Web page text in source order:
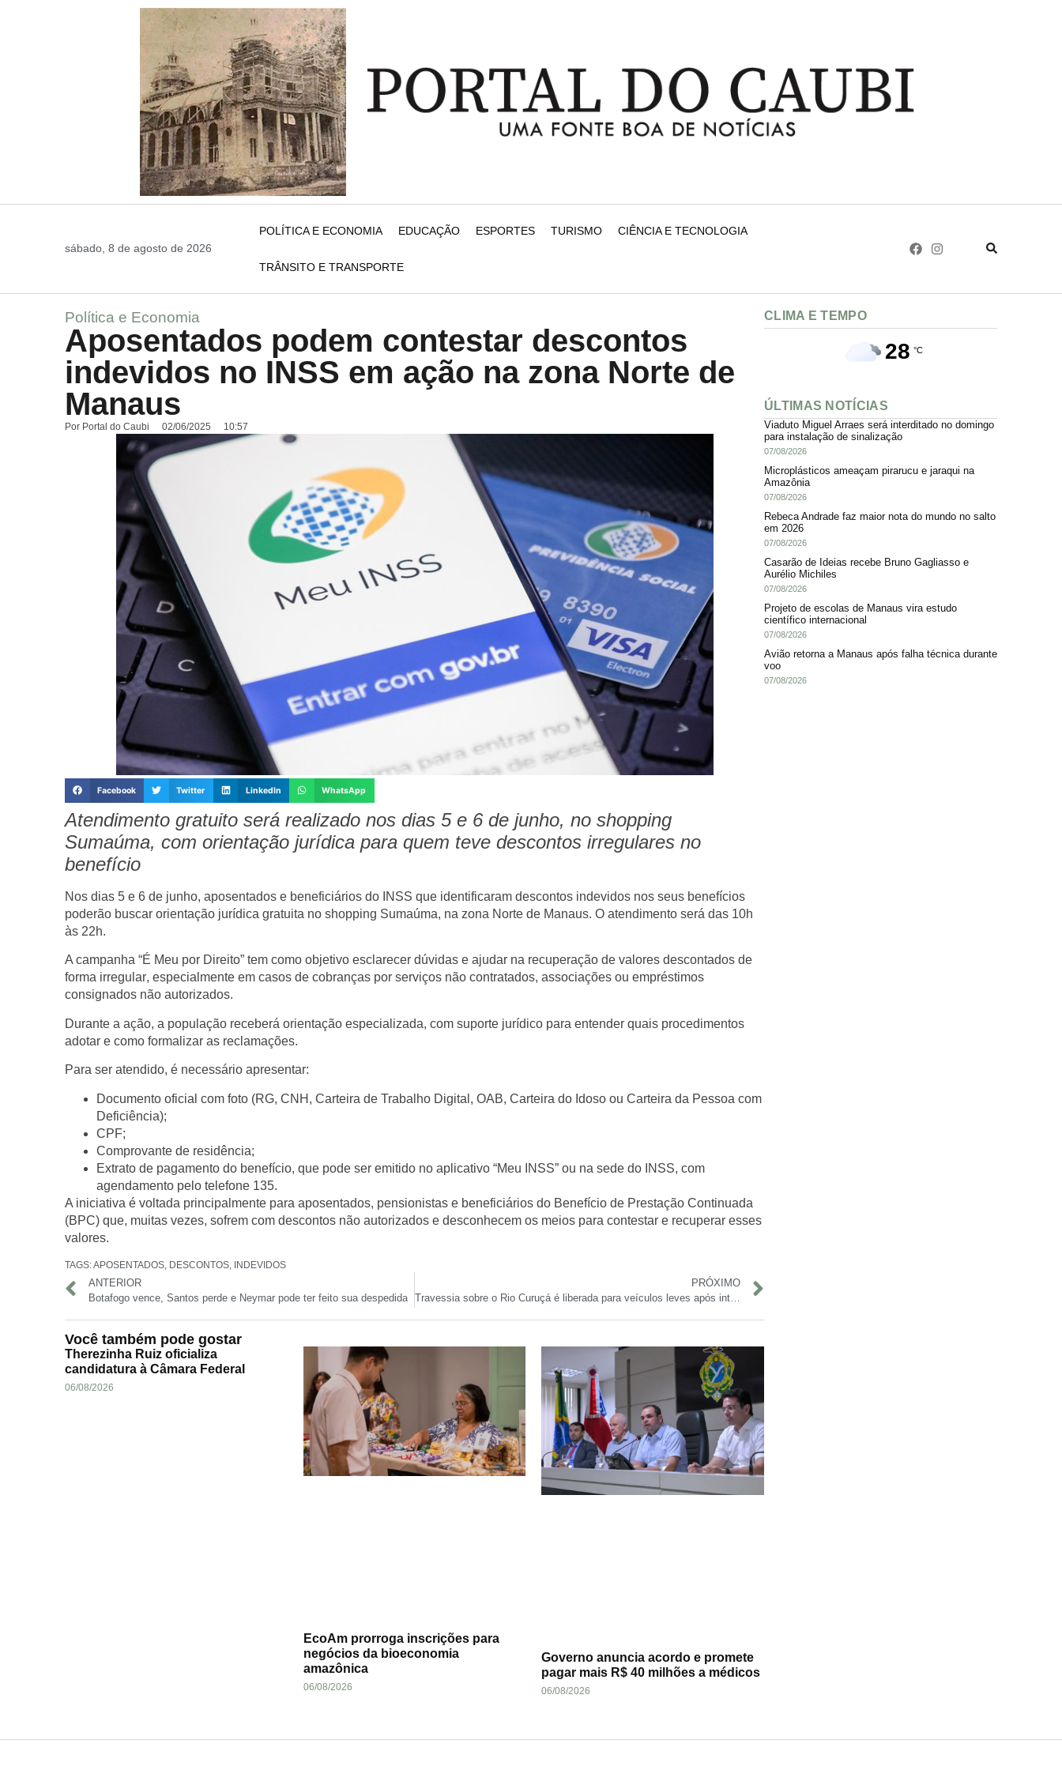
sábado, 8 de agosto de 2026
POLÍTICA E ECONOMIA EDUCAÇÃO ESPORTES TURISMO CIÊNCIA E TECNOLOGIA
TRÂNSITO E TRANSPORTE
Política e Economia
Aposentados podem contestar descontos
indevidos no INSS em ação na zona Norte de
Manaus
Por Portal do Caubi 02/06/2025 10:57
Facebook Twitter LinkedIn WhatsApp
Atendimento gratuito será realizado nos dias 5 e 6 de junho, no shopping
Sumaúma, com orientação jurídica para quem teve descontos irregulares no
benefício
Nos dias 5 e 6 de junho, aposentados e beneficiários do INSS que identificaram descontos indevidos nos seus benefícios
poderão buscar orientação jurídica gratuita no shopping Sumaúma, na zona Norte de Manaus. O atendimento será das 10h
às 22h.
A campanha “É Meu por Direito” tem como objetivo esclarecer dúvidas e ajudar na recuperação de valores descontados de
forma irregular, especialmente em casos de cobranças por serviços não contratados, associações ou empréstimos
consignados não autorizados.
Durante a ação, a população receberá orientação especializada, com suporte jurídico para entender quais procedimentos
adotar e como formalizar as reclamações.
Para ser atendido, é necessário apresentar:
Documento oficial com foto (RG, CNH, Carteira de Trabalho Digital, OAB, Carteira do Idoso ou Carteira da Pessoa com
Deficiência);
CPF;
Comprovante de residência;
Extrato de pagamento do benefício, que pode ser emitido no aplicativo “Meu INSS” ou na sede do INSS, com
agendamento pelo telefone 135.
A iniciativa é voltada principalmente para aposentados, pensionistas e beneficiários do Benefício de Prestação Continuada
(BPC) que, muitas vezes, sofrem com descontos não autorizados e desconhecem os meios para contestar e recuperar esses
valores.
TAGS:APOSENTADOS, DESCONTOS, INDEVIDOS
ANTERIOR
Botafogo vence, Santos perde e Neymar pode ter feito sua despedida
PRÓXIMO
Você também pode gostar
Therezinha Ruiz oficializa
candidatura à Câmara Federal
06/08/2026
EcoAm prorroga inscrições para
negócios da bioeconomia
amazônica
06/08/2026
Governo anuncia acordo e promete
pagar mais R$ 40 milhões a médicos
06/08/2026
CLIMA E TEMPO
28 °C
ÚLTIMAS NOTÍCIAS
Viaduto Miguel Arraes será interditado no domingo
para instalação de sinalização
07/08/2026
Microplásticos ameaçam pirarucu e jaraqui na
Amazônia
07/08/2026
Rebeca Andrade faz maior nota do mundo no salto
em 2026
07/08/2026
Casarão de Ideias recebe Bruno Gagliasso e
Aurélio Michiles
07/08/2026
Projeto de escolas de Manaus vira estudo
científico internacional
07/08/2026
Avião retorna a Manaus após falha técnica durante
voo
07/08/2026